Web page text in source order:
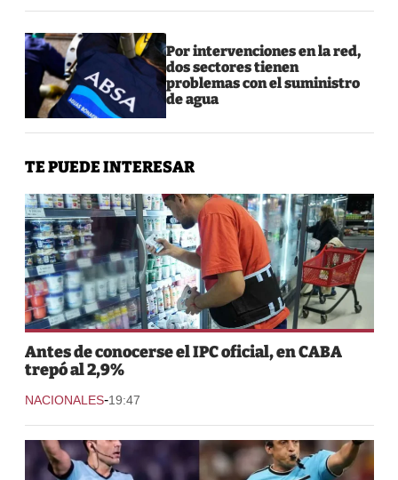
Por intervenciones en la red,
dos sectores tienen
problemas con el suministro
de agua
TE PUEDE INTERESAR
Antes de conocerse el IPC oficial, en CABA
trepó al 2,9%
NACIONALES-19:47